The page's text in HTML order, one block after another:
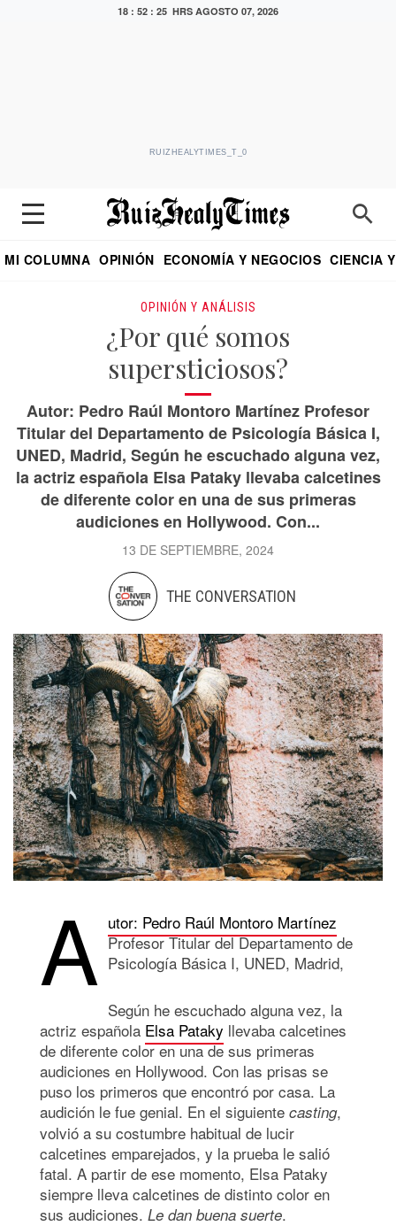
18 : 52 : 26 HRS AGOSTO 07, 2026
RUIZHEALYTIMES_T_0
MI COLUMNA OPINIÓN ECONOMÍA Y NEGOCIOS CIENCIA
OPINIÓN Y ANÁLISIS
¿Por qué somos
supersticiosos?
Autor: Pedro Raúl Montoro Martínez Profesor
Titular del Departamento de Psicología Básica I,
UNED, Madrid, Según he escuchado alguna vez,
la actriz española Elsa Pataky llevaba calcetines
de diferente color en una de sus primeras
audiciones en Hollywood. Con...
13 DE SEPTIEMBRE, 2024
THE CONVERSATION
A utor: Pedro Raúl Montoro Martínez
Profesor Titular del Departamento de
Psicología Básica I, UNED, Madrid,
Según he escuchado alguna vez, la
actriz española Elsa Pataky llevaba calcetines
de diferente color en una de sus primeras
audiciones en Hollywood. Con las prisas se
puso los primeros que encontró por casa. La
audición le fue genial. En el siguiente casting,
volvió a su costumbre habitual de lucir
calcetines emparejados, y la prueba le salió
fatal. A partir de ese momento, Elsa Pataky
siempre lleva calcetines de distinto color en
sus audiciones. Le dan buena suerte.